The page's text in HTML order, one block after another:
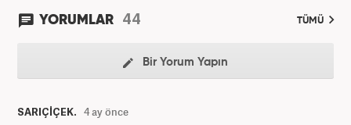
YORUMLAR 44 TÜMÜ
Bir Yorum Yapın
SARIÇİÇEK. 4 ay önce